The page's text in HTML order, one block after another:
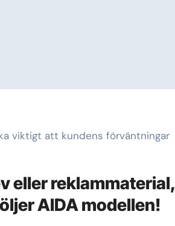
viktigt att kundens förväntningar
eller reklammaterial,
AIDA modellen!